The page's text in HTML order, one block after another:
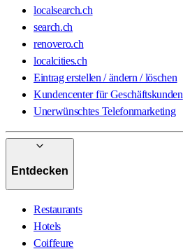
localsearch.ch
search.ch
renovero.ch
localcities.ch
Eintrag erstellen / ändern / löschen
Kundencenter für Geschäftskunden
Unerwünschtes Telefonmarketing
Entdecken
Restaurants
Hotels
Coiffeure